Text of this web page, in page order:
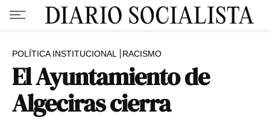
POLÍTICA INSTITUCIONAL RACISMO
El Ayuntamiento de
Algeciras cierra